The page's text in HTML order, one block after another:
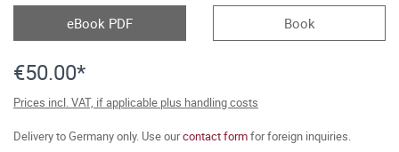
eBook PDF Book
€50.00*
Prices incl. VAT, if applicable plus handling costs
Delivery to Germany only. Use ourcontact formfor foreign inquiries.